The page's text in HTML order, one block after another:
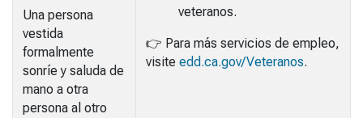
Una persona
vestida
formalmente
sonríe y saluda de
mano a otra
persona al otro
veteranos.
👉 Para más servicios de empleo,
visite edd.ca.gov/Veteranos.